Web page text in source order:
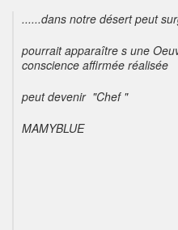
......dans notre désert peut
pourrait apparaître s une
conscience affirmée réalisée
peut devenir "Chef "
MAMYBLUE